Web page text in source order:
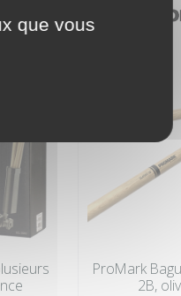
ProMark
2B,
que vous